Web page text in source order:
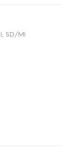
, SD/MI